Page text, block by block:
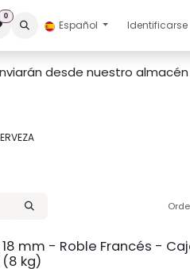
0
Español Identificarse
desde nuestro
mm - Roble Francés -
kg)